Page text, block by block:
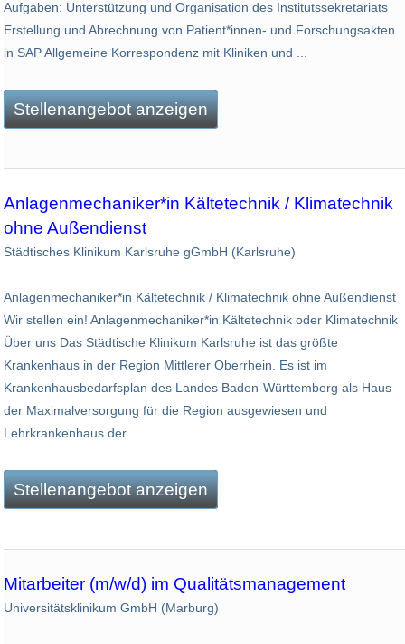
Aufgaben: Unterstützung und Organisation des Institutssekretariats
Erstellung und Abrechnung von Patient*innen- und Forschungsakten
in SAP Allgemeine Korrespondenz mit Kliniken und ...
Stellenangebot anzeigen
Anlagenmechaniker*in Kältetechnik / Klimatechnik
ohne Außendienst
Städtisches Klinikum Karlsruhe gGmbH (Karlsruhe)
Anlagenmechaniker*in Kältetechnik / Klimatechnik ohne Außendienst
Wir stellen ein! Anlagenmechaniker*in Kältetechnik oder Klimatechnik
Über uns Das Städtische Klinikum Karlsruhe ist das größte
Krankenhaus in der Region Mittlerer Oberrhein. Es ist im
Krankenhausbedarfsplan des Landes Baden-Württemberg als Haus
der Maximalversorgung für die Region ausgewiesen und
Lehrkrankenhaus der ...
Stellenangebot anzeigen
Mitarbeiter (m/w/d) im Qualitätsmanagement
Universitätsklinikum GmbH (Marburg)